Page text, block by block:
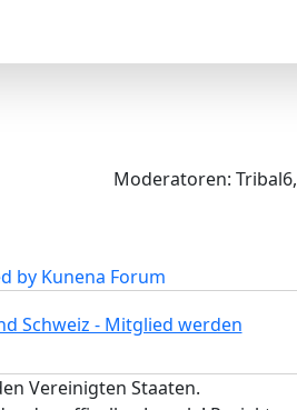
Moderatoren: Tribal6,
by Kunena Forum
Vereinigten Staaten.